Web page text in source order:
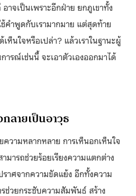
าจเป็นเพราะอีกฝ่าย ยกภูเขาทั้ง
คำพูดกับเรามากมาย แต่สุดท้าย
ห็นใจหรือเปล่า? แล้วเราในฐานะผู้
รณ์เช่นนี้ จะเอาตัวเองออกมาได้
ลายเป็นอาวุธ
วามหลากหลาย การเห็นอกเห็นใจ
ารถช่วยร้อยเรียงความแตกต่าง
าศจากความขัดแย้ง อีกทั้งความ
ช่วยกระชับความสัมพันธ์ สร้าง